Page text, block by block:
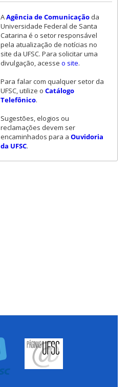
AAgência de Comunicaçãoda
Universidade Federal de Santa
Catarina é o setor responsável
pela atualização de notícias no
site da UFSC. Para solicitar uma
divulgação, acesse o site.
Para falar com qualquer setor da
UFSC, utilize o Catálogo
Telefônico.
Sugestões, elogios ou
reclamações devem ser
encaminhados para a Ouvidoria
da UFSC.